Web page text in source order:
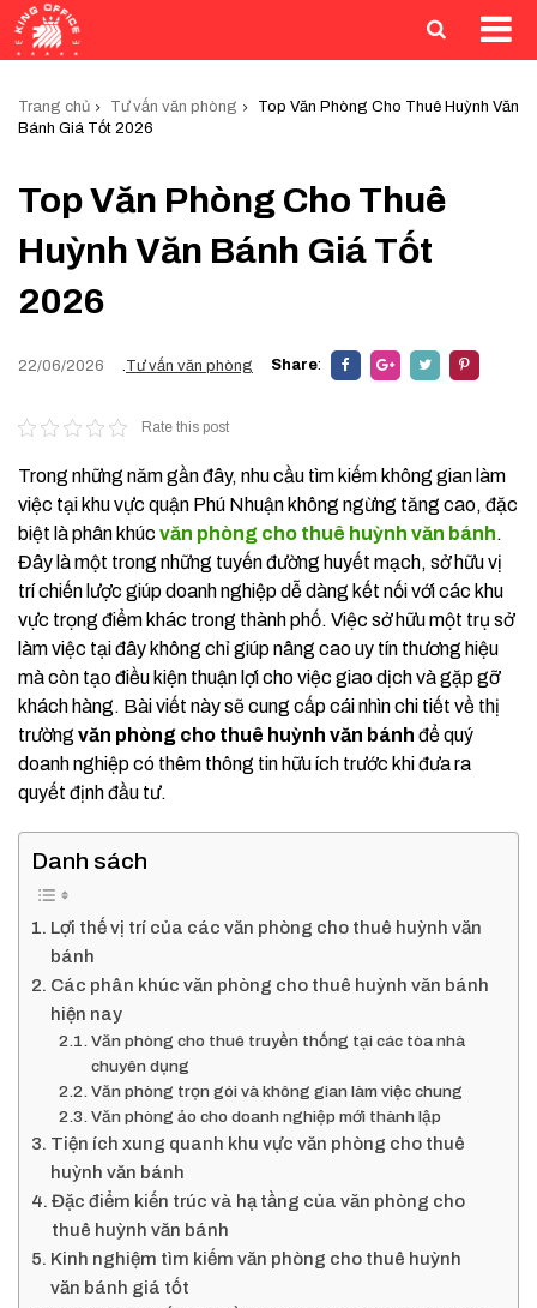
Trang chủ Tư vấn văn phòng
Top Văn Phòng Cho Thuê Huỳnh Văn
Bánh Giá Tốt 2026
Top Văn Phòng Cho Thuê
Huỳnh Văn Bánh Giá Tốt
2026
22/06/2026 Tư vấn văn phòng Share:
Rate this post
Trong những năm gần đây, nhu cầu tìm kiếm không gian làm
việc tại khu vực quận Phú Nhuận không ngừng tăng cao, đặc
biệt là phân khúc văn phòng cho thuê huỳnh văn bánh.
Đây là một trong những tuyến đường huyết mạch, sở hữu vị
trí chiến lược giúp doanh nghiệp dễ dàng kết nối với các khu
vực trọng điểm khác trong thành phố. Việc sở hữu một trụ sở
làm việc tại đây không chỉ giúp nâng cao uy tín thương hiệu
mà còn tạo điều kiện thuận lợi cho việc giao dịch và gặp gỡ
khách hàng. Bài viết này sẽ cung cấp cái nhìn chi tiết về thị
trường văn phòng cho thuê huỳnh văn bánh để quý
doanh nghiệp có thêm thông tin hữu ích trước khi đưa ra
quyết định đầu tư.
Danh sách
Lợi thế vị trí của các văn phòng cho thuê huỳnh văn
bánh
Các phân khúc văn phòng cho thuê huỳnh văn bánh
hiện nay
Văn phòng cho thuê truyền thống tại các tòa nhà
chuyên dụng
Văn phòng trọn gói và không gian làm việc chung
Văn phòng ảo cho doanh nghiệp mới thành lập
Tiện ích xung quanh khu vực văn phòng cho thuê
huỳnh văn bánh
Đặc điểm kiến trúc và hạ tầng của văn phòng cho
thuê huỳnh văn bánh
Kinh nghiệm tìm kiếm văn phòng cho thuê huỳnh
văn bánh giá tốt